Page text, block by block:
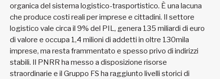
organica del sistema logistico-trasportistico. È una lacuna
che produce costi reali per imprese e cittadini. Il settore
logistico vale circa il 9% del PIL, genera 135 miliardi di euro
di valore e occupa 1,4 milioni di addetti in oltre 130mila
imprese, ma resta frammentato e spesso privo di indirizzi
stabili. Il PNRR ha messo a disposizione risorse
straordinarie e il Gruppo FS ha raggiunto livelli storici di